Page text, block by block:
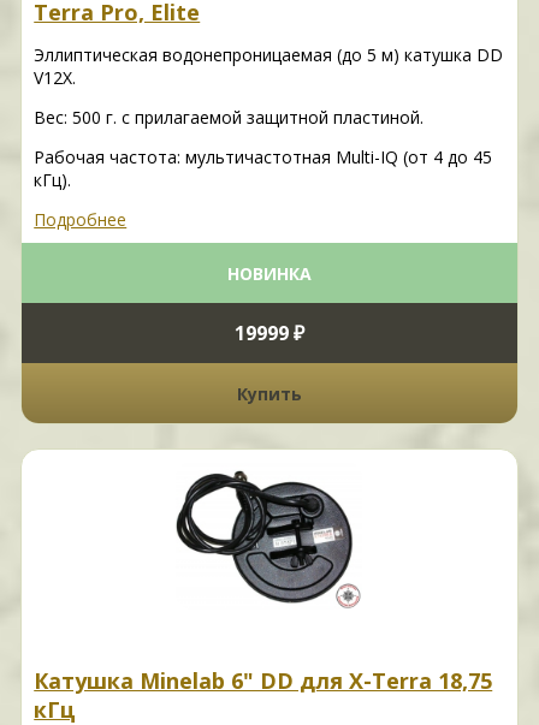
Terra Pro, Elite
Эллиптическая водонепроницаемая (до 5 м) катушка DD
V12X.
Вес: 500 г. с прилагаемой защитной пластиной.
Рабочая частота: мультичастотная Multi-IQ (от 4 до 45
кГц).
Подробнее
НОВИНКА
19999 ₽
Купить
Катушка Minelab 6" DD для X-Terra 18,75
кГц